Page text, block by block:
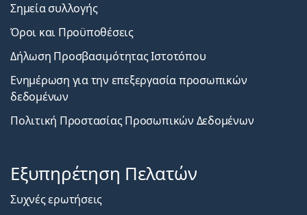
Σημεία συλλογής
Όροι και Προϋποθέσεις
Δήλωση Προσβασιμότητας Ιστοτόπου
Ενημέρωση για την επεξεργασία προσωπικών
δεδομένων
Πολιτική Προστασίας Προσωπικών Δεδομένων
Εξυπηρέτηση Πελατών
Συχνές ερωτήσεις